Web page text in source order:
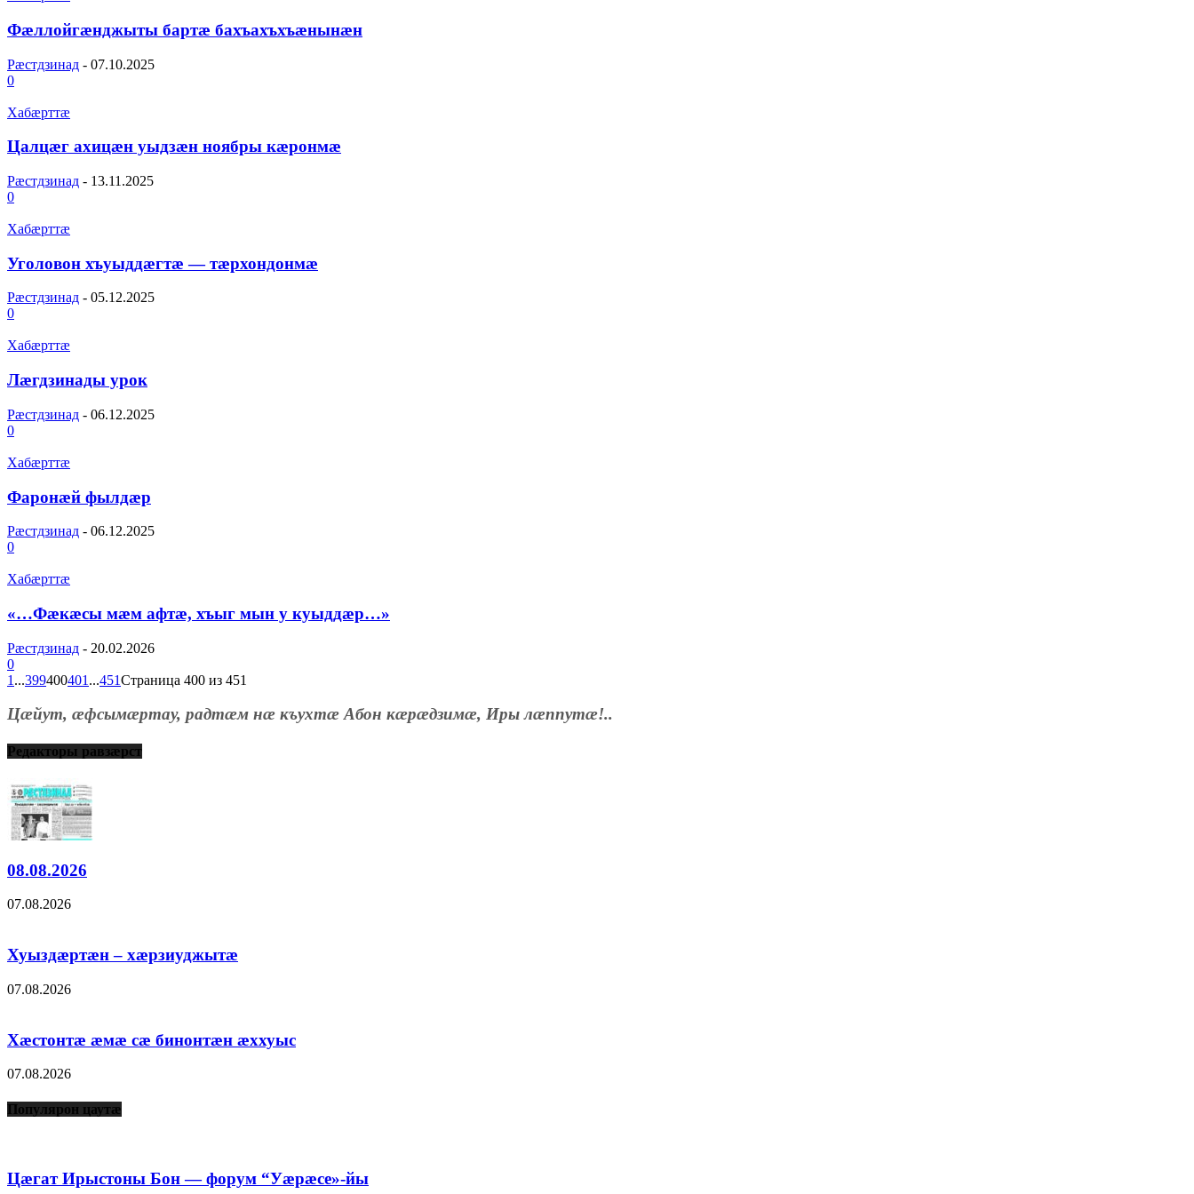
Фæллойгæнджыты бартæ бахъахъхъæнынæн
Рæстдзинад - 07.10.2025
0
Хабæрттæ
Цалцæг ахицæн уыдзæн ноябры кæронмæ
Рæстдзинад - 13.11.2025
0
Хабæрттæ
Уголовон хъуыддæгтæ — тæрхондонмæ
Рæстдзинад - 05.12.2025
0
Хабæрттæ
Лæгдзинады урок
Рæстдзинад - 06.12.2025
0
Хабæрттæ
Фаронæй фылдæр
Рæстдзинад - 06.12.2025
0
Хабæрттæ
«…Фæкæсы мæм афтæ, хъыг мын у куыддæр…»
Рæстдзинад - 20.02.2026
0
1 ...399400401 ...451Страница 400 из 451
Цæйут, æфсымæртау, радтæм нæ къухтæ Абон кæрæдзимæ, Иры лæппутæ!..
Редакторы равзæрст
08.08.2026
07.08.2026
Хуыздæртæн – хæрзиуджытæ
07.08.2026
Хæстонтæ æмæ сæ бинонтæн æххуыс
07.08.2026
Популярон цаутæ
Цæгат Ирыстоны Бон — форум “Уæрæсе»-йы